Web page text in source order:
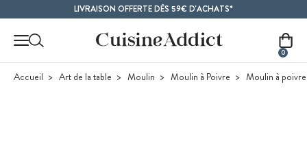
LIVRAISON OFFERTE DÈS 59€ D'ACHATS*
0
Accueil Art de la table Moulin Moulin à Poivre Moulin à